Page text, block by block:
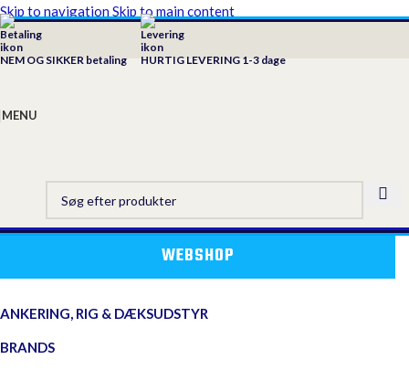
Skip to navigation Skip to main content
NEM OG SIKKER betaling HURTIG LEVERING 1-3 dage
MENU
WEBSHOP
ANKERING, RIG & DÆKSUDSTYR
BRANDS